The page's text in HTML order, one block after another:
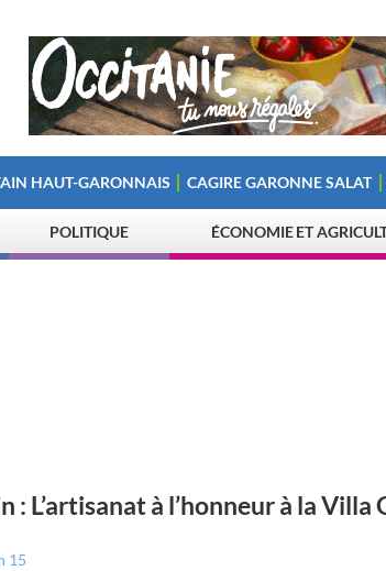
HAUT-GARONNAIS CAGIRE GARONNE SALAT
POLITIQUE ÉCONOMIE ET
: L’artisanat à l’honneur à la Villa
15